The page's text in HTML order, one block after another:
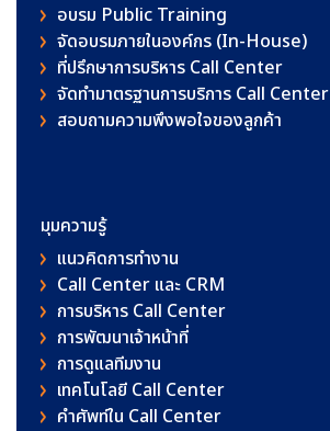
อบรม Public Training
จัดอบรมภายในองค์กร (In-House)
ที่ปรึกษาการบริหาร Call Center
จัดทำมาตรฐานการบริการ Call Center
สอบถามความพึงพอใจของลูกค้า
มุมความรู้
แนวคิดการทำงาน
Call Center และ CRM
การบริหาร Call Center
การพัฒนาเจ้าหน้าที่
การดูแลทีมงาน
เทคโนโลยี Call Center
คําศัพท์ใน Call Center